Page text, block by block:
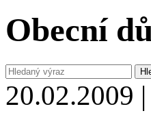
Obecní
20.02.2009